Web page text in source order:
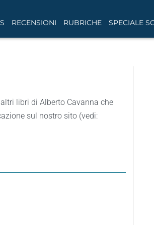
RECENSIONI RUBRICHE SPECIALE
libri di Alberto Cavanna che
sul nostro sito (vedi: